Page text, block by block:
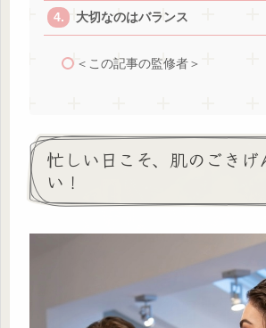
大切なのはバランス
＜この記事の監修者＞
忙しい日こそ、肌のごきげ
い！